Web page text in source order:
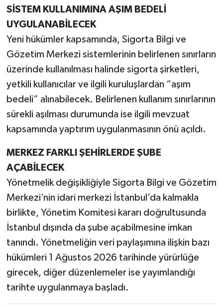
SİSTEM KULLANIMINA AŞIM BEDELİ
UYGULANABİLECEK
Yeni hükümler kapsamında, Sigorta Bilgi ve
Gözetim Merkezi sistemlerinin belirlenen sınırların
üzerinde kullanılması halinde sigorta şirketleri,
yetkili kullanıcılar ve ilgili kuruluşlardan “aşım
bedeli” alınabilecek. Belirlenen kullanım sınırlarının
sürekli aşılması durumunda ise ilgili mevzuat
kapsamında yaptırım uygulanmasının önü açıldı.
MERKEZ FARKLI ŞEHİRLERDE ŞUBE
AÇABİLECEK
Yönetmelik değişikliğiyle Sigorta Bilgi ve Gözetim
Merkezi’nin idari merkezi İstanbul’da kalmakla
birlikte, Yönetim Komitesi kararı doğrultusunda
İstanbul dışında da şube açabilmesine imkan
tanındı. Yönetmeliğin veri paylaşımına ilişkin bazı
hükümleri 1 Ağustos 2026 tarihinde yürürlüğe
girecek, diğer düzenlemeler ise yayımlandığı
tarihte uygulanmaya başladı.